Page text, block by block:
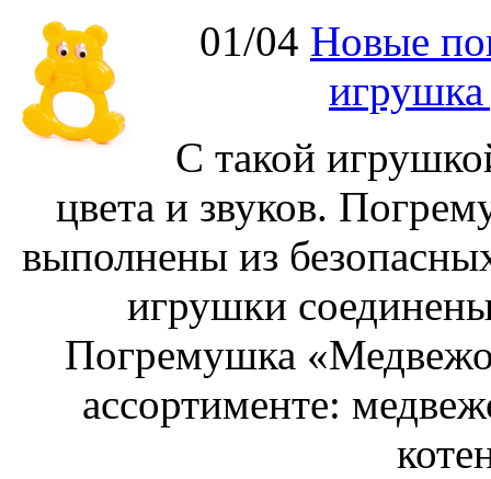
01/04 Новые
С такой
цвета и звуков.
выполнены из
игрушки
Погремушка
ассортименте: